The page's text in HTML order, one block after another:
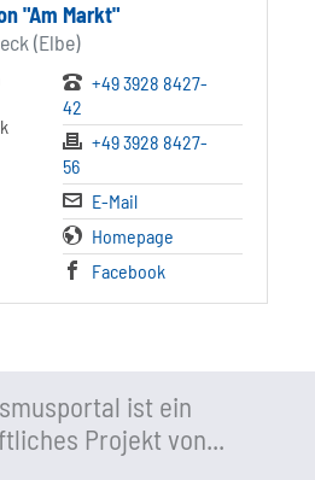
"Am Markt"
(Elbe)
+49 3928 8427-
42
+49 3928 8427-
56
E-Mail
Homepage
Facebook
ist ein
Projekt von...